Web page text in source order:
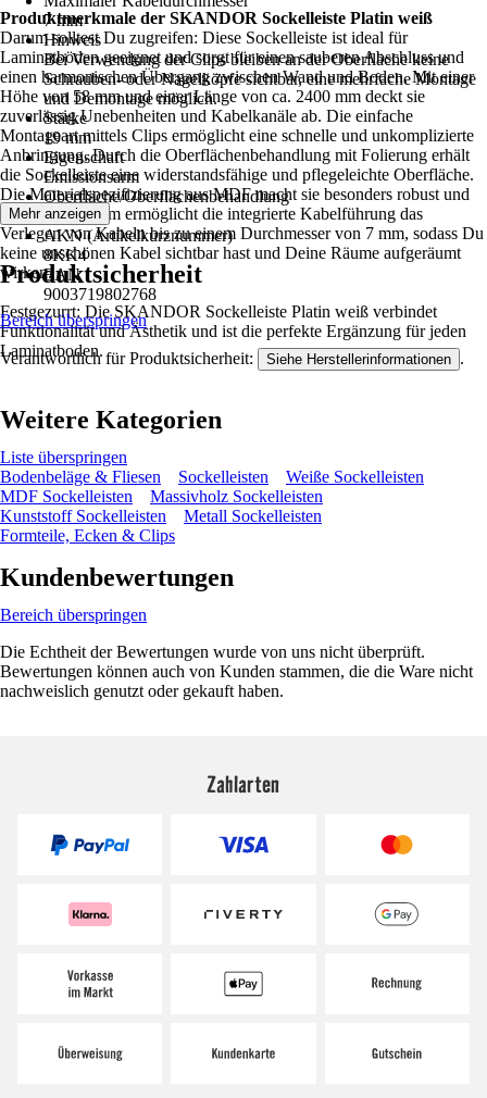
7 mm
Hinweis
Bei Verwendung der Clips bleiben an der Oberfläche keine
Schrauben- oder Nagelköpfe sichtbar, eine mehrfache Montage
und Demontage möglich.
Stärke
19 mm
Eigenschaft
Emissionsarm
Oberfläche/Oberflächenbehandlung
Foliert
AKN (Artikelkurznummer)
8KK4
EAN
9003719802768
Produktmerkmale der SKANDOR Sockelleiste Platin weiß
Darum solltest Du zugreifen: Diese Sockelleiste ist ideal für
Laminatböden geeignet und sorgt für einen sauberen Abschluss und
einen harmonischen Übergang zwischen Wand und Boden. Mit einer
Höhe von 58 mm und einer Länge von ca. 2400 mm deckt sie
zuverlässig Unebenheiten und Kabelkanäle ab. Die einfache
Montageart mittels Clips ermöglicht eine schnelle und unkomplizierte
Anbringung. Durch die Oberflächenbehandlung mit Folierung erhält
die Sockelleiste eine widerstandsfähige und pflegeleichte Oberfläche.
Die Materialspezifizierung aus MDF macht sie besonders robust und
langlebig. Zudem ermöglicht die integrierte Kabelführung das
Verlegen von Kabeln bis zu einem Durchmesser von 7 mm, sodass Du
keine unschönen Kabel sichtbar hast und Deine Räume aufgeräumt
wirken.
Festgezurrt: Die SKANDOR Sockelleiste Platin weiß verbindet
Funktionalität und Ästhetik und ist die perfekte Ergänzung für jeden
Laminatboden.
Mehr anzeigen
Produktsicherheit
Bereich überspringen
Verantwortlich für Produktsicherheit: Siehe Herstellerinformationen .
Weitere Kategorien
Liste überspringen
Bodenbeläge & Fliesen
Sockelleisten
Weiße Sockelleisten
MDF Sockelleisten
Massivholz Sockelleisten
Kunststoff Sockelleisten
Metall Sockelleisten
Formteile, Ecken & Clips
Kundenbewertungen
Bereich überspringen
Die Echtheit der Bewertungen wurde von uns nicht überprüft.
Bewertungen können auch von Kunden stammen, die die Ware nicht
nachweislich genutzt oder gekauft haben.
Zahlarten